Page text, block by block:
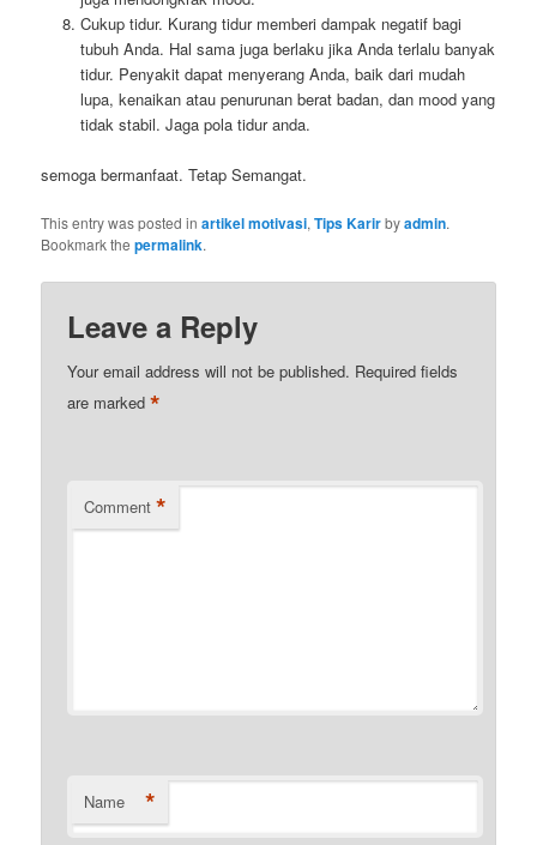
Cukup tidur. Kurang tidur memberi dampak negatif bagi
tubuh Anda. Hal sama juga berlaku jika Anda terlalu banyak
tidur. Penyakit dapat menyerang Anda, baik dari mudah
lupa, kenaikan atau penurunan berat badan, dan mood yang
tidak stabil. Jaga pola tidur anda.
semoga bermanfaat. Tetap Semangat.
This entry was posted inartikel motivasi,Tips Karirbyadmin.
Bookmark thepermalink.
Leave a Reply
Your email address will not be published. Required fields
are marked*
Comment *
Name *